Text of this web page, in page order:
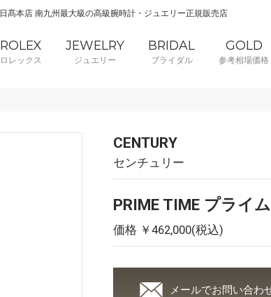
日髙本店 南九州最大級の高級腕時計・ジュエリー正規販売店
ROLEX
ロレックス
JEWELRY
ジュエリー
BRIDAL
ブライダル
GOLD
参考相場価格
CENTURY
センチュリー
PRIME TIME プライ
価格 ￥462,000(税込)
メールでお問い合わ